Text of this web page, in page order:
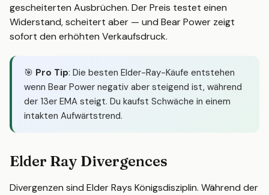
gescheiterten Ausbrüchen. Der Preis testet einen
Widerstand, scheitert aber — und Bear Power zeigt
sofort den erhöhten Verkaufsdruck.
🎯 Pro Tip: Die besten Elder-Ray-Käufe entstehen
wenn Bear Power negativ aber steigend ist, während
der 13er EMA steigt. Du kaufst Schwäche in einem
intakten Aufwärtstrend.
Elder Ray Divergences
Divergenzen sind Elder Rays Königsdisziplin. Während der